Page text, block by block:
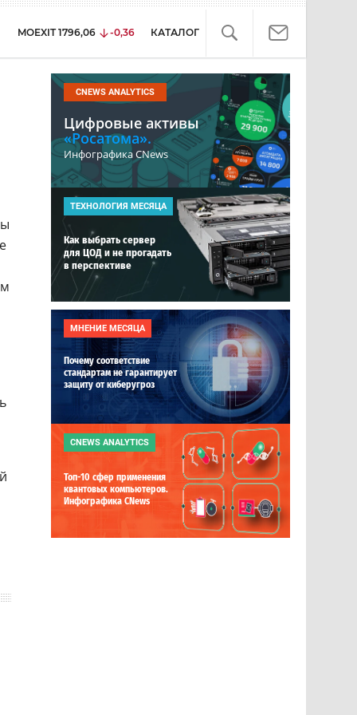
MOEXIT 1796,06 -0,36 КАТАЛОГ
CNEWS ANALYTICS
Цифровые активы
«Росатома».
Инфографика CNews
ТЕХНОЛОГИЯ МЕСЯЦА
Как выбрать сервер
для ЦОД и не прогадать
в перспективе
МНЕНИЕ МЕСЯЦА
Почему соответствие
стандартам не гарантирует
защиту от киберугроз
CNEWS ANALYTICS
Топ-10 сфер применения
квантовых компьютеров.
Инфографика CNews